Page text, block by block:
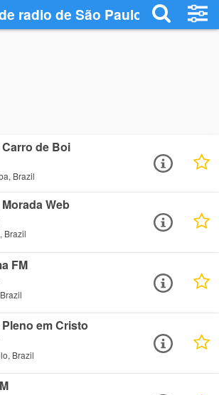
radio de São Paulo
de Boi
Brazil
Web
Brazil
FM
em Cristo
Brazil